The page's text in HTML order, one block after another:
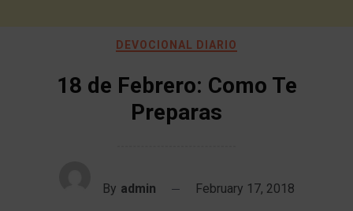
DEVOCIONAL DIARIO
18 de Febrero: Como Te
Preparas
By admin February 17, 2018